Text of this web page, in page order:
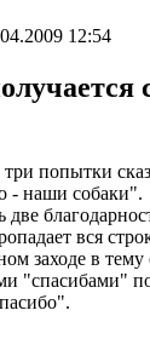
12:54
три попытки
- наши собаки".
две
вся
заходе в тему
"спасибами"